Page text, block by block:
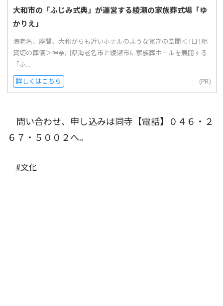
大和市の「ふじみ式典」が運営する綾瀬の家族葬式場「ゆ
かりえ」
海老名、座間、大和からも近いホテルのような寛ぎの空間＜1日1組
貸切の葬儀＞神奈川県海老名市と綾瀬市に家族葬ホールを展開する
「ふ...
詳しくはこちら (PR)
問い合わせ、申し込みは同寺【電話】０４６・２
６７・５００２へ。
#文化